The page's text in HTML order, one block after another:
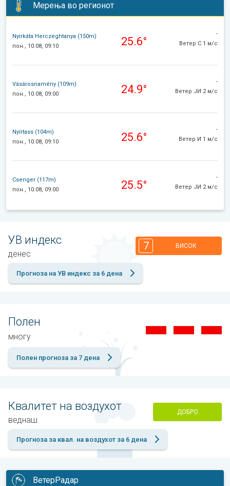
Мерења во регионот
Nyírkáta Herczeghtanya (150m)
пон., 10.08, 09:10
25.6°
-
Ветер С 1 м/с
Vásárosnamény (109m)
пон., 10.08, 09:00
24.9°
-
Ветер ЈИ 2 м/с
Nyírtass (104m)
пон., 10.08, 09:10
25.6°
-
Ветер И 1 м/с
Csenger (117m)
пон., 10.08, 09:00
25.5°
-
Ветер ЈИ 2 м/с
УВ индекс
денес
7 ВИСОК
Прогноза на УВ индекс за 6 дена
Полен
многу
Полен прогноза за 7 дена
Квалитет на воздухот
веднаш
ДОБРО
Прогноза за квал. на воздухот за 6 дена
ВетерРадар